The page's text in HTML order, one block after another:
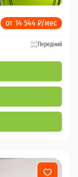
от 14 544 ₽/мес
Передний